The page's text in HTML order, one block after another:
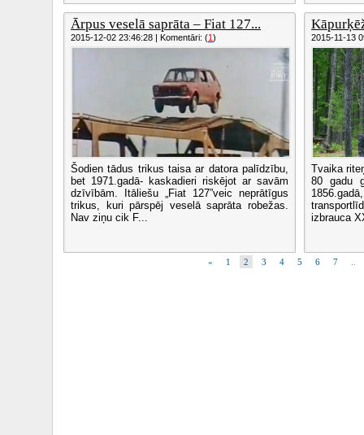
Ārpus veselā saprāta – Fiat 127...
2015-12-02 23:46:28 | Komentāri: (1)
Šodien tādus trikus taisa ar datora palīdzību,
bet 1971.gadā- kaskadieri riskējot ar savām
dzīvībām. Itāliešu „Fiat 127”veic neprātīgus
trikus, kuri pārspēj veselā saprāta robežas.
Nav ziņu cik F...
2015-11-13
Tvaika
80 gadu
izbrauca
« 1 2 3 4 5 6 7